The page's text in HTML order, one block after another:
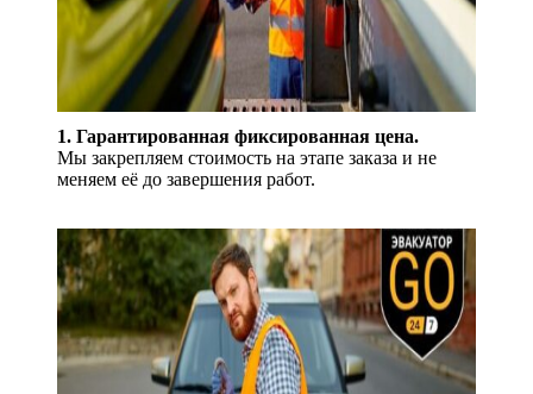
1. Гарантированная фиксированная цена.
Мы закрепляем стоимость на этапе заказа и не
меняем её до завершения работ.